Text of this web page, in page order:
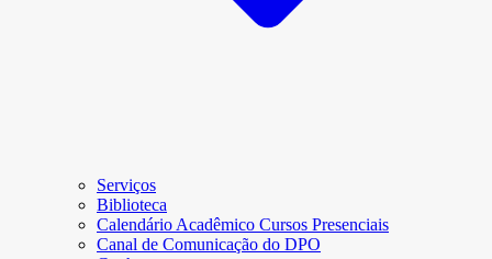
Serviços
Biblioteca
Calendário Acadêmico Cursos Presenciais
Canal de Comunicação do DPO